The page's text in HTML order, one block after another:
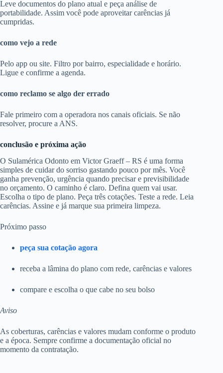
Leve documentos do plano atual e peça análise de
portabilidade. Assim você pode aproveitar carências já
cumpridas.
como vejo a rede
Pelo app ou site. Filtro por bairro, especialidade e horário.
Ligue e confirme a agenda.
como reclamo se algo der errado
Fale primeiro com a operadora nos canais oficiais. Se não
resolver, procure a ANS.
conclusão e próxima ação
O Sulamérica Odonto em Victor Graeff – RS é uma forma
simples de cuidar do sorriso gastando pouco por mês. Você
ganha prevenção, urgência quando precisar e previsibilidade
no orçamento. O caminho é claro. Defina quem vai usar.
Escolha o tipo de plano. Peça três cotações. Teste a rede. Leia
carências. Assine e já marque sua primeira limpeza.
Próximo passo
peça sua cotação agora
receba a lâmina do plano com rede, carências e valores
compare e escolha o que cabe no seu bolso
Aviso
As coberturas, carências e valores mudam conforme o produto
e a época. Sempre confirme a documentação oficial no
momento da contratação.